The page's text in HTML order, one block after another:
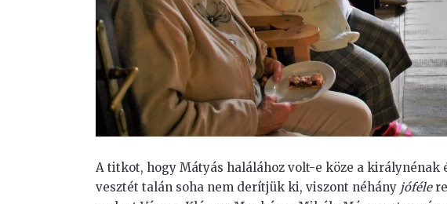
A titkot, hogy Mátyás halálához volt-e köze a királynénak
vesztét talán soha nem derítjük ki, viszont néhány jóféle